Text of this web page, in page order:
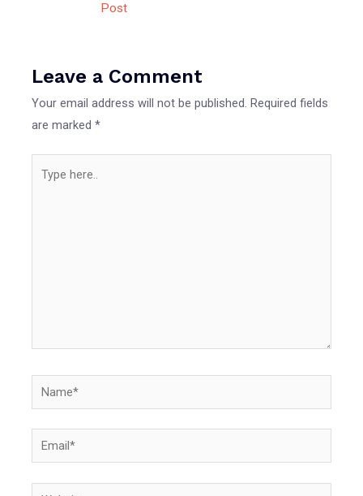
Post
Leave a Comment
Your email address will not be published. Required fields
are marked*
here..
Name*
Email*
Website